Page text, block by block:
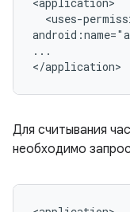
<uses-
...
Для считывания
необходимо